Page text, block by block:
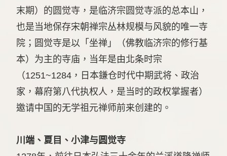
末期）的圆觉寺，是临济宗圆觉寺派的总本山，
也是当地保存宋朝禅宗丛林规模与风貌的唯一寺
院；圆觉寺是以「坐禅」（佛教临济宗的修行基
本）为主的寺庙，当年是由北条时宗
（1251~1284，日本鎌仓时代中期武将、政治
家，幕府第八代执权人，是当时的政权掌握者）
邀请中国的无学祖元禅师前来创建的。
川端、夏目、小津与圆觉寺